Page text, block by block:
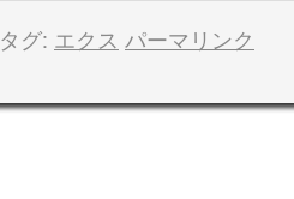
タグ: エクス パーマリンク